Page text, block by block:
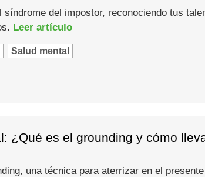
síndrome del impostor, reconociendo tus
Leer artículo
Salud mental
¿Qué es el grounding y cómo
una técnica para aterrizar en el